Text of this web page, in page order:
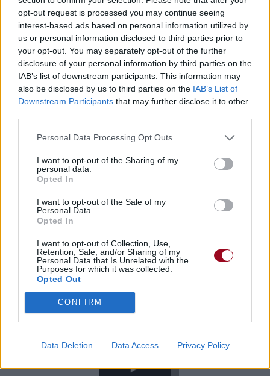
opt-out request is processed you may continue seeing
interest-based ads based on personal information utilized by
us or personal information disclosed to third parties prior to
your opt-out. You may separately opt-out of the further
disclosure of your personal information by third parties on the
IAB’s list of downstream participants. This information may
also be disclosed by us to third parties on the IAB’s List of
Downstream Participants that may further disclose it to other
Personal Data Processing Opt Outs
I want to opt-out of the Sharing of my
personal data.
Opted In
I want to opt-out of the Sale of my
Personal Data.
Opted In
I want to opt-out of Collection, Use,
Retention, Sale, and/or Sharing of my
Personal Data that Is Unrelated with the
Purposes for which it was collected.
Opted Out
CONFIRM
Data Deletion Data Access Privacy Policy
Télécharger légalement les MP3 ou trouver le CD sur
Trouver des vinyles et des CD sur
Trouver un instrument de musique ou une partition au
meilleur prix sur
⇑
Paroles + Traduction Téléchargement
Vidéos
Commentaires
Sasha Sloan)»
Chanson sans vidéo Chanson sans vidéo